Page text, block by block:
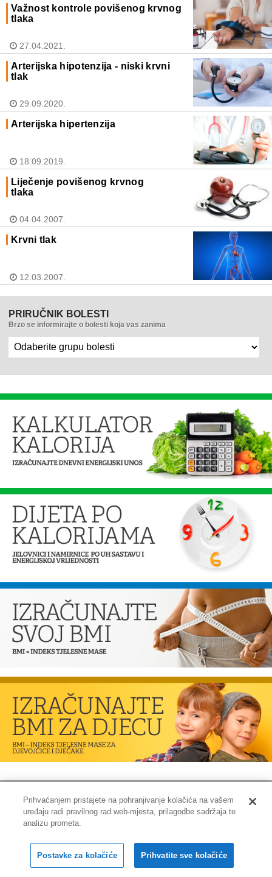
Važnost kontrole povišenog krvnog
tlaka
27.04.2021.
Arterijska hipotenzija - niski krvni
tlak
29.09.2020.
Arterijska hipertenzija
18.09.2019.
Liječenje povišenog krvnog
tlaka
04.04.2007.
Krvni tlak
12.03.2007.
PRIRUČNIK BOLESTI
Brzo se informirajte o bolesti koja vas zanima
Impressum | Pravne informacije
Copyright © 2001-2026 PLIVAzdravlje
Sva prava pridržana.
Prihvaćanjem pristajete na pohranjivanje kolačića na vašem
uređaju radi pravilnog rad web-mjesta, prilagodbe sadržaja te
analizu prometa.
Postavke za kolačiće Prihvatite sve kolačiće